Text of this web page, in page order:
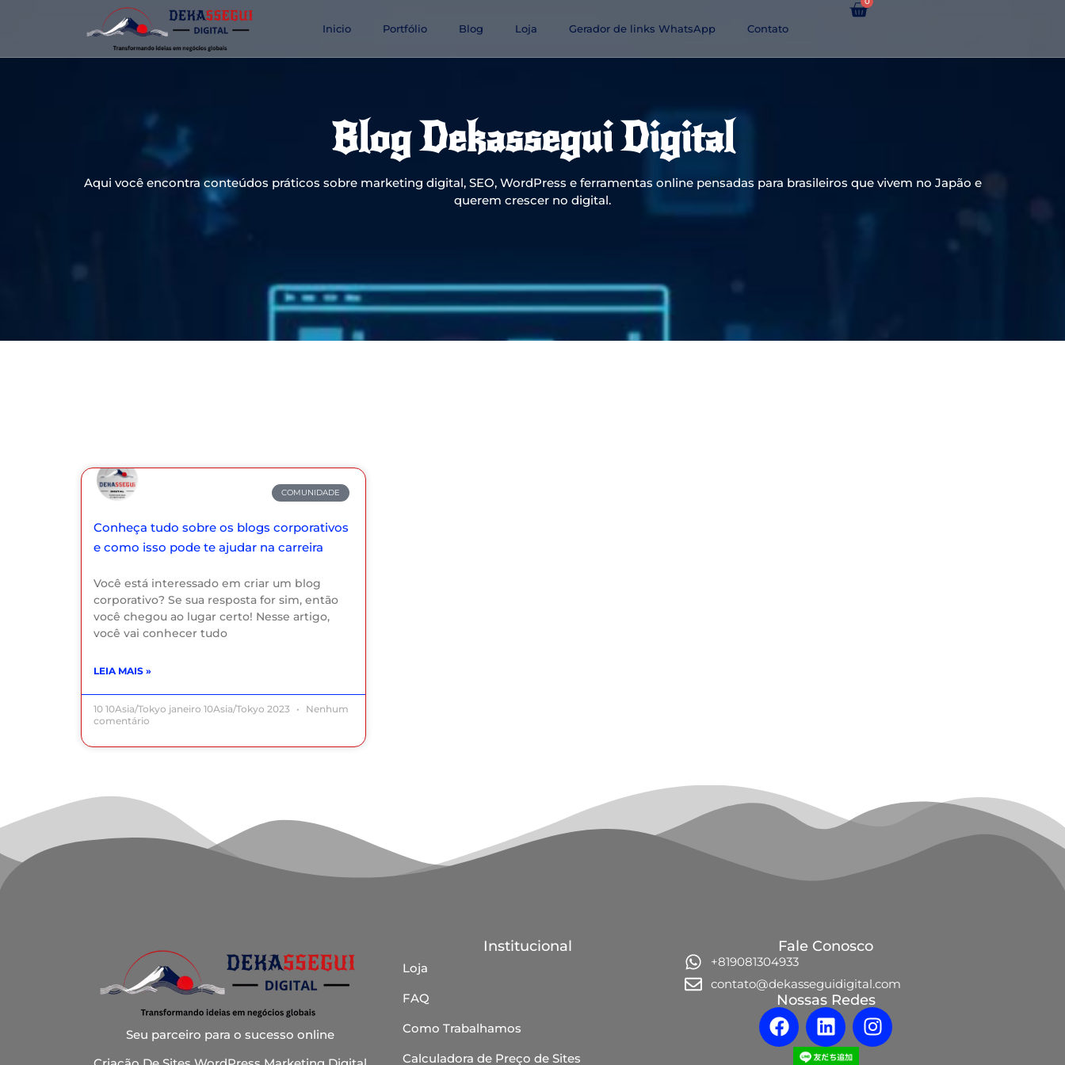
Inicio Portfólio Blog Loja Gerador de links WhatsApp Contato
Blog Dekassegui Digital
Aqui você encontra conteúdos práticos sobre marketing digital, SEO, WordPress e ferramentas online pensadas para brasileiros que vivem no Japão e
querem crescer no digital.
COMUNIDADE
Conheça tudo sobre os blogs corporativos
e como isso pode te ajudar na carreira
Você está interessado em criar um blog
corporativo? Se sua resposta for sim, então
você chegou ao lugar certo! Nesse artigo,
você vai conhecer tudo
LEIA MAIS »
10 10Asia/Tokyo janeiro 10Asia/Tokyo 2023
Nenhum
comentário
Seu parceiro para o sucesso online
Institucional
Loja
FAQ
Como Trabalhamos
Calculadora de Preço de Sites
Fale Conosco
+819081304933
contato@dekasseguidigital.com
Nossas Redes